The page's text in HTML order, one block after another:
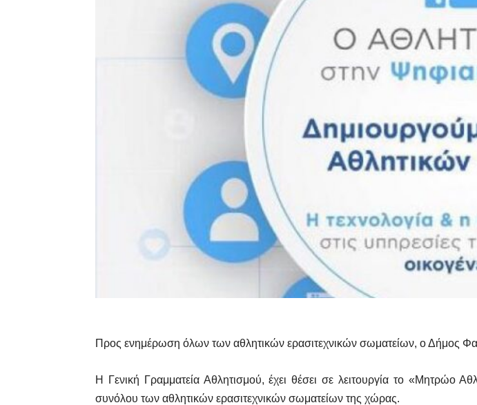
Προς ενημέρωση όλων των αθλητικών ερασιτεχνικών σωματείων, ο Δήμος
Η Γενική Γραμματεία Αθλητισμού, έχει θέσει σε λειτουργία το «Μητρώο
συνόλου των αθλητικών ερασιτεχνικών σωματείων της χώρας.